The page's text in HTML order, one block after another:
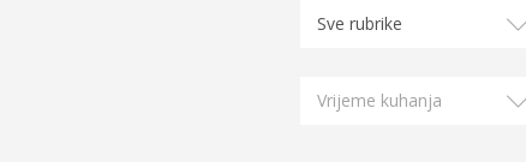
Sve rubrike
Vrijeme kuhanja